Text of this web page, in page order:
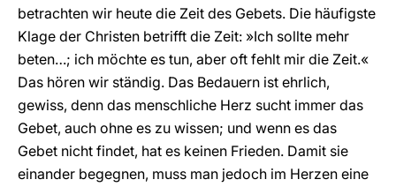
betrachten wir heute die Zeit des Gebets. Die häufigste
Klage der Christen betrifft die Zeit: »Ich sollte mehr
beten…; ich möchte es tun, aber oft fehlt mir die Zeit.«
Das hören wir ständig. Das Bedauern ist ehrlich,
gewiss, denn das menschliche Herz sucht immer das
Gebet, auch ohne es zu wissen; und wenn es das
Gebet nicht findet, hat es keinen Frieden. Damit sie
einander begegnen, muss man jedoch im Herzen eine